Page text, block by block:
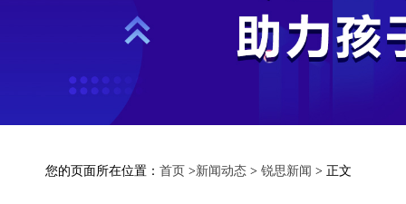
您的页面所在位置： 首页 >新闻动态 > 锐思新闻 > 正文